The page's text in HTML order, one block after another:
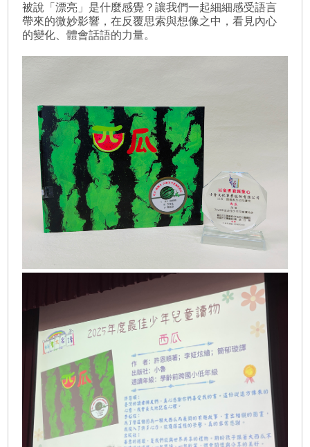
被說「漂亮」是什麼感覺？讓我們一起細細感受語言
帶來的微妙影響，在反覆思索與想像之中，看見內心
的變化、體會話語的力量。